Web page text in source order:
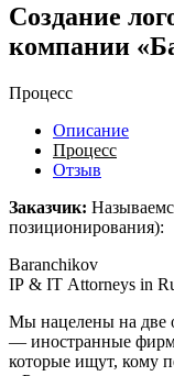
Создание
компании
Процесс
Описание
Процесс
Отзыв
Заказчик:
позиционирования):
Baranchikov
IP & IT Attorneys in
Мы нацелены на две
— иностранные
которые ищут, кому